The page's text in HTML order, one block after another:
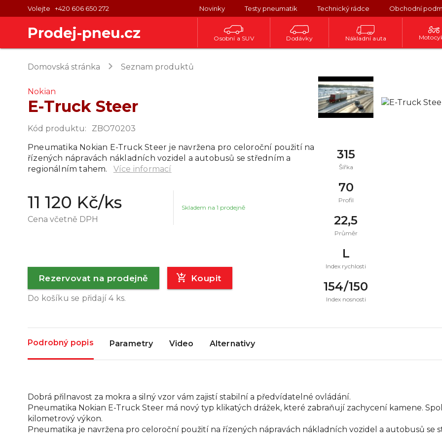
Volejte +420 606 650 272 Novinky Testy pneumatik Technický rádce Obchodní
Prodej-pneu.cz Osobní a SUV Dodávky Nákladní auta
Domovská stránka keyboard_arrow_right Seznam produktů
Nokian
E-Truck Steer
Kód produktu:
ZBO70203
Pneumatika Nokian E-Truck Steer je navržena pro celoroční použití na
řízených nápravách nákladních vozidel a autobusů se středním a
regionálním tahem.
Více informací
11 120 Kč/ks
Cena včetně DPH
Skladem na 1 prodejně
Rezervovat na prodejně Koupit
Do košíku se přidají4ks.
315
Šířka
70
Profil
22,5
Průměr
L
Index rychlosti
154/150
Index nosnosti
Podrobný popis Parametry Video Alternativy
Dobrá přilnavost za mokra a silný vzor vám zajistí stabilní a předvídatelné ovládání.
Pneumatika Nokian E-Truck Steer má nový typ klikatých drážek, které zabraňují zachycení kamene.
kilometrový výkon.
Pneumatika je navržena pro celoroční použití na řízených nápravách nákladních vozidel a autobusů se